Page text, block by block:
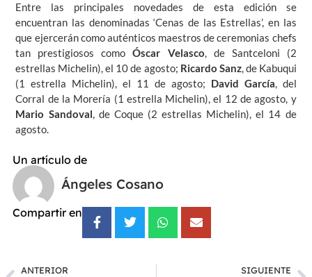
Entre las principales novedades de esta edición se
encuentran las denominadas ‘Cenas de las Estrellas’, en las
que ejercerán como auténticos maestros de ceremonias chefs
tan prestigiosos comoÓscar Velasco, de Santceloni (2
estrellas Michelin), el 10 de agosto; Ricardo Sanz, de Kabuqui
(1 estrella Michelin), el 11 de agosto; David García, del
Corral de la Morería (1 estrella Michelin), el 12 de agosto, y
Mario Sandoval, de Coque (2 estrellas Michelin), el 14 de
agosto.
Un artículo de
Ángeles Cosano
Compartir en
ANTERIOR SIGUIENTE